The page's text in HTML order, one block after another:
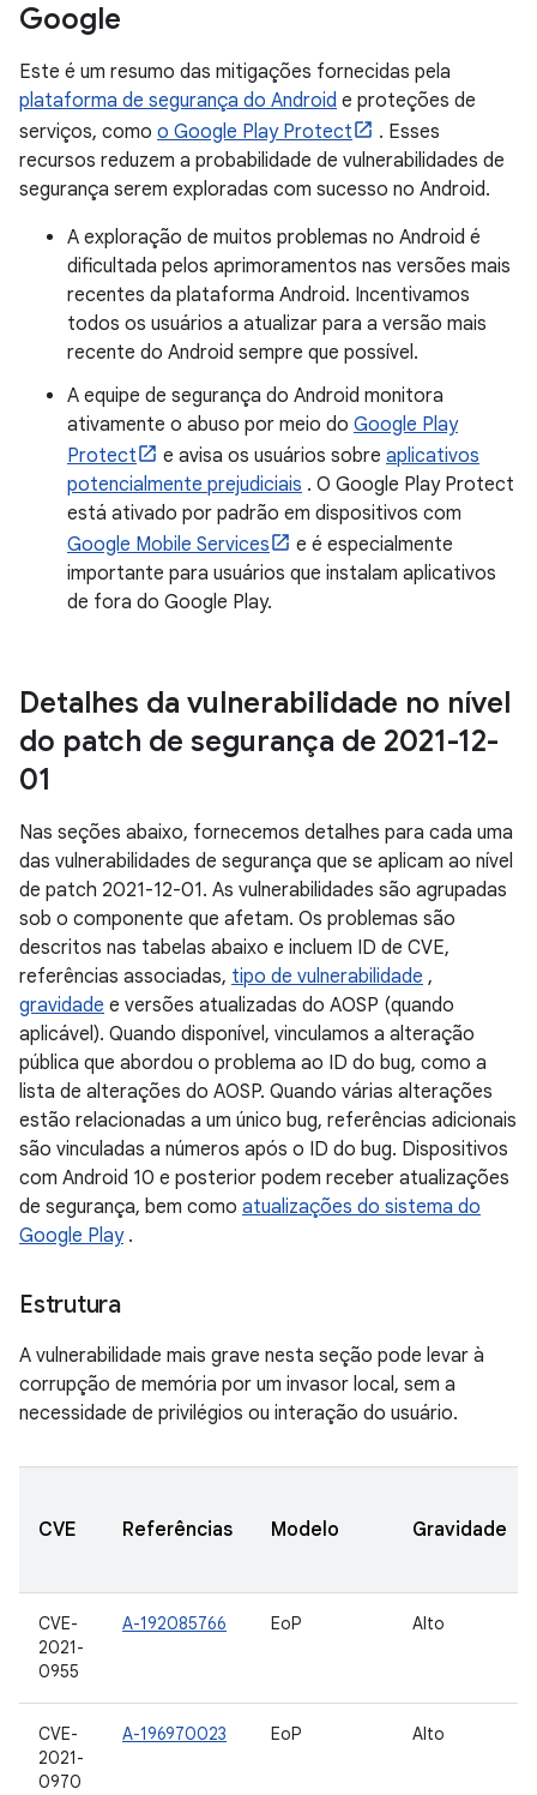
Google
Este é um resumo das mitigações fornecidas pela
plataforma de segurança do Android e proteções de
serviços, como o Google Play Protect
. Esses
recursos reduzem a probabilidade de vulnerabilidades de
segurança serem exploradas com sucesso no Android.
A exploração de muitos problemas no Android é
dificultada pelos aprimoramentos nas versões mais
recentes da plataforma Android. Incentivamos
todos os usuários a atualizar para a versão mais
recente do Android sempre que possível.
A equipe de segurança do Android monitora
ativamente o abuso por meio do Google Play
Protect
e avisa os usuários sobre aplicativos
potencialmente prejudiciais . O Google Play Protect
está ativado por padrão em dispositivos com
Google Mobile Services
e é especialmente
importante para usuários que instalam aplicativos
de fora do Google Play.
Detalhes da vulnerabilidade no nível
do patch de segurança de 2021-12-
01
Nas seções abaixo, fornecemos detalhes para cada uma
das vulnerabilidades de segurança que se aplicam ao nível
de patch 2021-12-01. As vulnerabilidades são agrupadas
sob o componente que afetam. Os problemas são
descritos nas tabelas abaixo e incluem ID de CVE,
referências associadas, tipo de vulnerabilidade ,
gravidade e versões atualizadas do AOSP (quando
aplicável). Quando disponível, vinculamos a alteração
pública que abordou o problema ao ID do bug, como a
lista de alterações do AOSP. Quando várias alterações
estão relacionadas a um único bug, referências adicionais
são vinculadas a números após o ID do bug. Dispositivos
com Android 10 e posterior podem receber atualizações
de segurança, bem como atualizações do sistema do
Google Play.
Estrutura
A vulnerabilidade mais grave nesta seção pode levar à
corrupção de memória por um invasor local, sem a
necessidade de privilégios ou interação do usuário.
CVE Referências Modelo Gravidade
CVE-
2021-
0955
A-192085766 EoP Alto
CVE-
2021-
0970
A-196970023 EoP Alto